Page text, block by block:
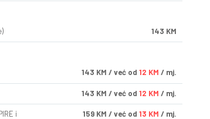
143 KM
143 KM / već od 12 KM / mj.
143 KM / već od 12 KM / mj.
i
159 KM / već od 13 KM / mj.